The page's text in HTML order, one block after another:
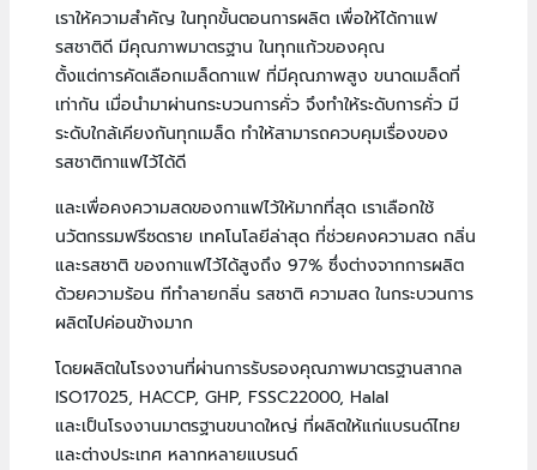
เราให้ความสำคัญ ในทุกขั้นตอนการผลิต เพื่อให้ได้กาแฟ
รสชาติดี มีคุณภาพมาตรฐาน ในทุกแก้วของคุณ
ตั้งแต่การคัดเลือกเมล็ดกาแฟ ที่มีคุณภาพสูง ขนาดเมล็ดที่
เท่ากัน เมื่อนำมาผ่านกระบวนการคั่ว จึงทำให้ระดับการคั่ว มี
ระดับใกล้เคียงกันทุกเมล็ด ทำให้สามารถควบคุมเรื่องของ
รสชาติกาแฟไว้ได้ดี
และเพื่อคงความสดของกาแฟไว้ให้มากที่สุด เราเลือกใช้
นวัตกรรมฟรีซดราย เทคโนโลยีล่าสุด ที่ช่วยคงความสด กลิ่น
และรสชาติ ของกาแฟไว้ได้สูงถึง 97% ซึ่งต่างจากการผลิต
ด้วยความร้อน ทีทำลายกลิ่น รสชาติ ความสด ในกระบวนการ
ผลิตไปค่อนข้างมาก
โดยผลิตในโรงงานที่ผ่านการรับรองคุณภาพมาตรฐานสากล
ISO17025, HACCP, GHP, FSSC22000, Halal
และเป็นโรงงานมาตรฐานขนาดใหญ่ ที่ผลิตให้แก่แบรนด์ไทย
และต่างประเทศ หลากหลายแบรนด์